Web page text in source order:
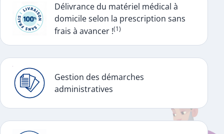
Délivrance du matériel médical à
domicile selon la prescription sans
frais à avancer !(1)
Gestion des démarches
administratives